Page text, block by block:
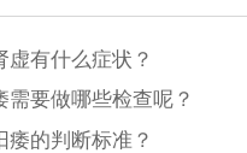
虚有什么症状？
要做哪些检查呢？
痿的判断标准？